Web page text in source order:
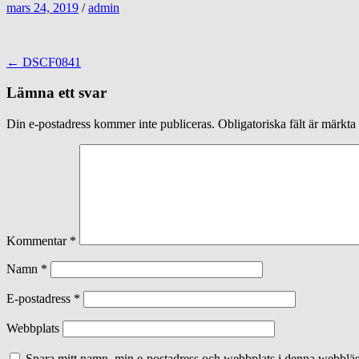
mars 24, 2019 /admin
Inläggsnavigering
← DSCF0841
Lämna ett svar
Din e-postadress kommer inte publiceras. Obligatoriska fält är märkta
Kommentar *
Namn *
E-postadress *
Webbplats